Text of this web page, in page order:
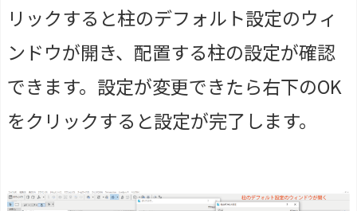
リックすると柱のデフォルト設定のウィ
ンドウが開き、配置する柱の設定が確認
できます。設定が変更できたら右下のOK
をクリックすると設定が完了します。